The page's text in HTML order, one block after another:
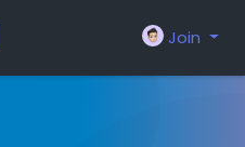
Join